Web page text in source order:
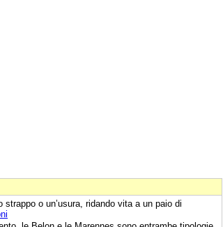
strappo o un’usura, ridando vita a un paio di